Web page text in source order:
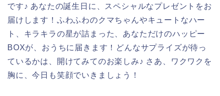
です♪ あなたの誕生日に、スペシャルなプレゼントをお
届けします！ふわふわのクマちゃんやキュートなハー
ト、キラキラの星が詰まった、あなただけのハッピー
BOXが、おうちに届きます！どんなサプライズが待っ
ているかは、開けてみてのお楽しみ♪ さあ、ワクワクを
胸に、今日も笑顔でいきましょう！